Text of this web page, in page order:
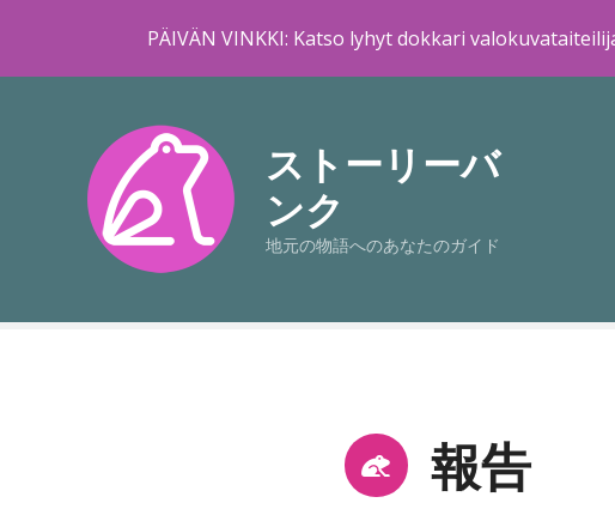
PÄIVÄN VINKKI: Katso lyhyt dokkari
ッ
ストーリーバ
ンク
地元の物語へのあなたのガイド
報告